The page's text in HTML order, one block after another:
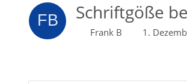
Schriftgöße
Frank B 1.